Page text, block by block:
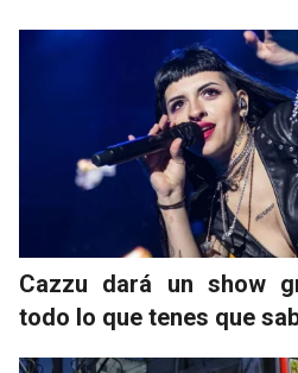
Cazzu dará un show
todo lo que tenes que